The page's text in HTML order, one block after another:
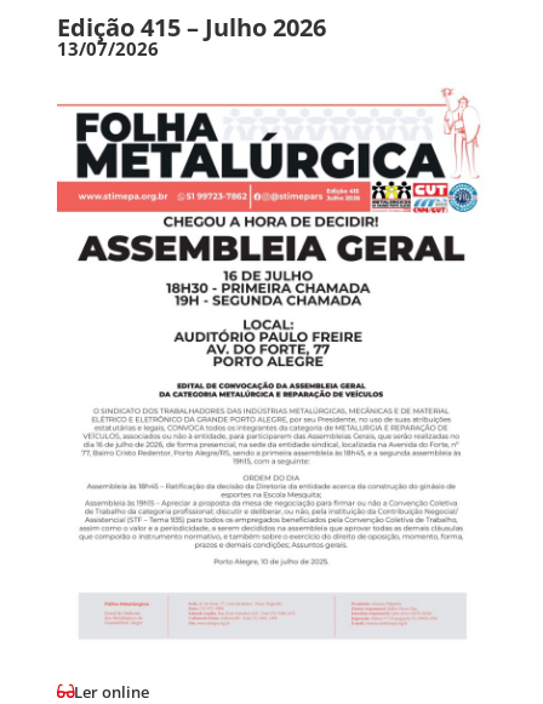
Edição 415 – Julho 2026
13/07/2026
Ler online